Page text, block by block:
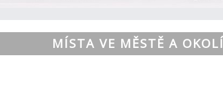
MÍSTA VE MĚSTĚ A OKOLÍ